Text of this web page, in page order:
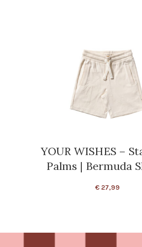
YOUR WISHES –
Palms | Bermuda
€27,99